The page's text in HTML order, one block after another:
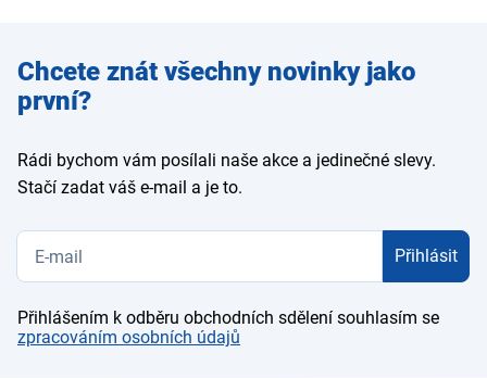
Zadejte
e-mail
Chcete znát všechny novinky jako
první?
Rádi bychom vám posílali naše akce a jedinečné slevy.
Stačí zadat váš e-mail a je to.
Přihlásit
Přihlášením k odběru obchodních sdělení souhlasím se
zpracováním osobních údajů